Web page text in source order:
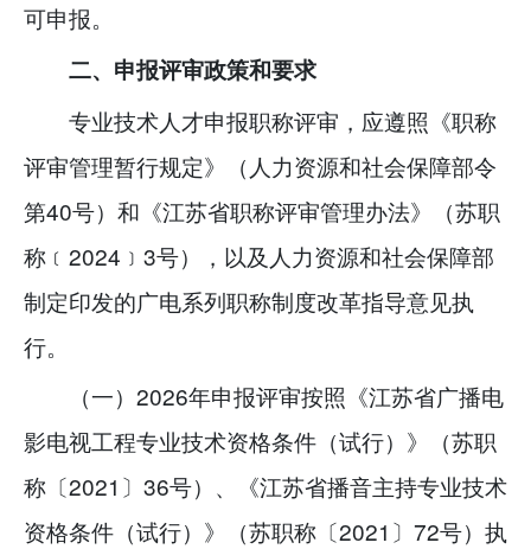
可申报。
二、申报评审政策和要求
专业技术人才申报职称评审，应遵照《职称
评审管理暂行规定》（人力资源和社会保障部令
第40号）和《江苏省职称评审管理办法》（苏职
称﹝2024﹞3号），以及人力资源和社会保障部
制定印发的广电系列职称制度改革指导意见执
行。
（一）2026年申报评审按照《江苏省广播电
影电视工程专业技术资格条件（试行）》（苏职
称〔2021〕36号）、《江苏省播音主持专业技术
资格条件（试行）》（苏职称〔2021〕72号）执